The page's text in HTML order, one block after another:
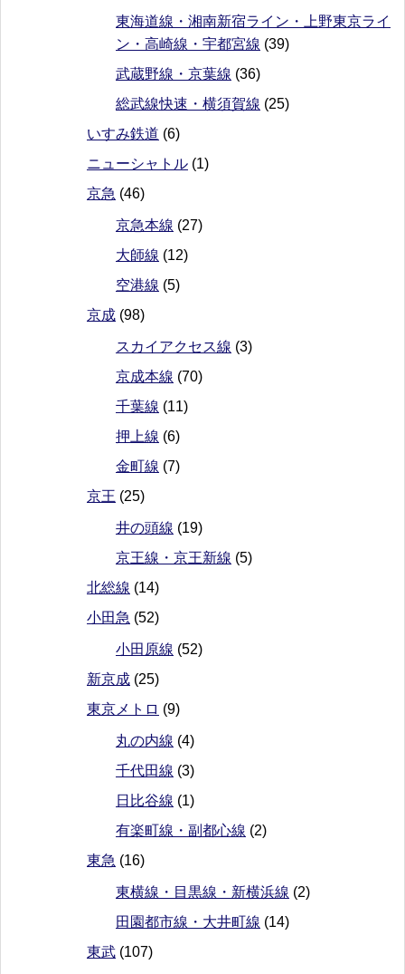
東海道線・湘南新宿ライン・上野東京ライ
ン・高崎線・宇都宮線 (39)
武蔵野線・京葉線 (36)
総武線快速・横須賀線 (25)
いすみ鉄道 (6)
ニューシャトル (1)
京急 (46)
京急本線 (27)
大師線 (12)
空港線 (5)
京成 (98)
スカイアクセス線 (3)
京成本線 (70)
千葉線 (11)
押上線 (6)
金町線 (7)
京王 (25)
井の頭線 (19)
京王線・京王新線 (5)
北総線 (14)
小田急 (52)
小田原線 (52)
新京成 (25)
東京メトロ (9)
丸の内線 (4)
千代田線 (3)
日比谷線 (1)
有楽町線・副都心線 (2)
東急 (16)
東横線・目黒線・新横浜線 (2)
田園都市線・大井町線 (14)
東武 (107)